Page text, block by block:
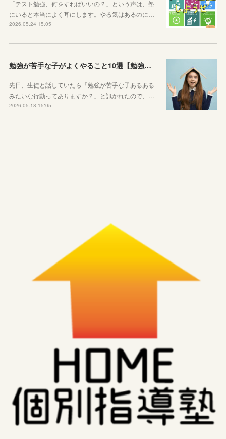
「テスト勉強、何をすればいいの？」という声は、塾
にいると本当によく耳にします。やる気はあるのに…
2026.05.24 15:05
勉強が苦手な子がよくやること10選【勉強苦手あるある】
先日、生徒と話していたら「勉強が苦手な子あるある
みたいな行動ってありますか？」と訊かれたので、…
2026.05.18 15:05